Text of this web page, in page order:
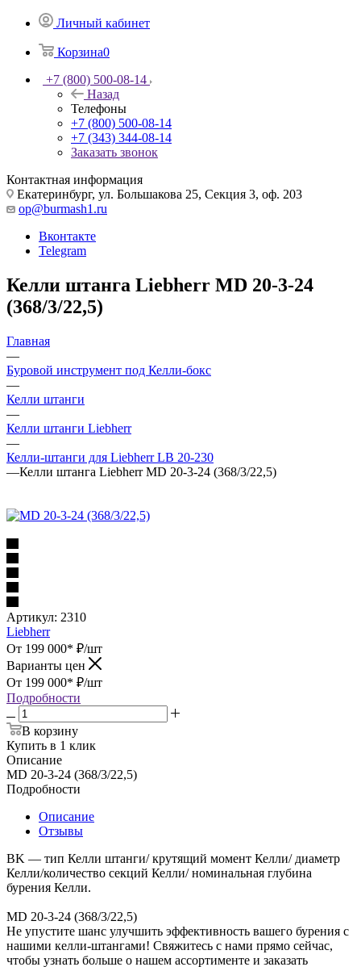
Личный кабинет
Корзина0
+7 (800) 500-08-14
Назад
Телефоны
+7 (800) 500-08-14
+7 (343) 344-08-14
Заказать звонок
Контактная информация
Екатеринбург, ул. Большакова 25, Секция 3, оф. 203
op@burmash1.ru
Вконтакте
Telegram
Келли штанга Liebherr MD 20-3-24
(368/3/22,5)
Главная
—
Буровой инструмент под Келли-бокс
—
Келли штанги
—
Келли штанги Liebherr
—
Келли-штанги для Liebherr LB 20-230
—Келли штанга Liebherr MD 20-3-24 (368/3/22,5)
Артикул: 2310
Liebherr
От 199 000* ₽/шт
Варианты цен
От 199 000* ₽/шт
Подробности
В корзину
Купить в 1 клик
Описание
MD 20-3-24 (368/3/22,5)
Подробности
Описание
Отзывы
BK — тип Келли штанги/ крутящий момент Келли/ диаметр
Келли/количество секций Келли/ номинальная глубина
бурения Келли.
MD 20-3-24 (368/3/22,5)
Не упустите шанс улучшить эффективность вашего бурения с
нашими келли-штангами! Свяжитесь с нами прямо сейчас,
чтобы узнать больше о нашем ассортименте и заказать